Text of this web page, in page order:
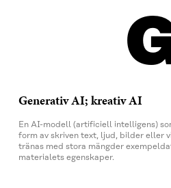
Generativ AI; kreativ AI
En AI-modell (artificiell intelligens)
form av skriven text, ljud, bilder eller
tränas med stora mängder
materialets egenskaper.